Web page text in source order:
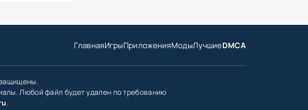
ГлавнаяИгрыПриложенияМодыЛучшиеDMCA
Любой файл будет удален по требованию
.